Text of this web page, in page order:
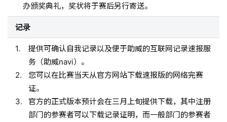
办颁奖典礼，奖状将于赛后另行寄送。
记录
提供可确认自我记录以及便于助威的互联网记录速报服
务（助威navi）。
您可以在比赛当天从官方网站下载速报版的网络完赛
证。
官方的正式版本预计会在三月上旬提供下载，其中注册
部门的参赛者可以下载记录证明，而一般部门的参赛者